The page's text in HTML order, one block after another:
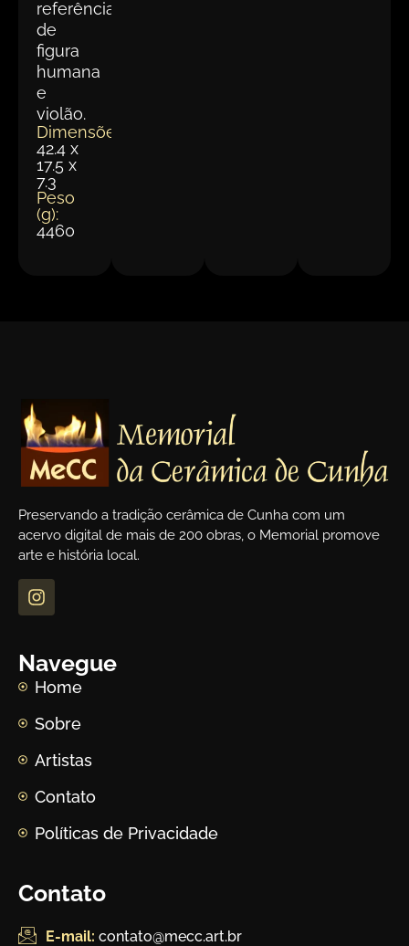
referências
de
figura
humana
e
violão.
Dimensões(cm):
42.4 x
17.5 x
7.3
Peso
(g):
4460
Preservando a tradição cerâmica de Cunha com um
acervo digital de mais de 200 obras, o Memorial promove
arte e história local.
Navegue
Home
Sobre
Artistas
Contato
Políticas de Privacidade
Contato
E-mail: contato@mecc.art.br